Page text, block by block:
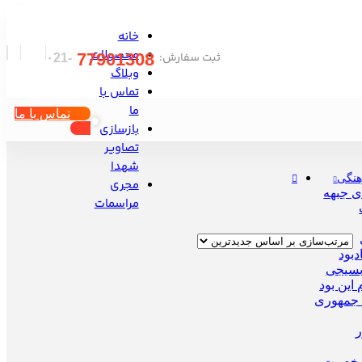
ثبت سفارش: 77901308 -۰21
جبهه
بود
جمهوری
خانه
محصولات
وبلاگ
تماس با
ما
بازسازی
تصاویر
شهدا
مجری
مراسمات
تماس با ما